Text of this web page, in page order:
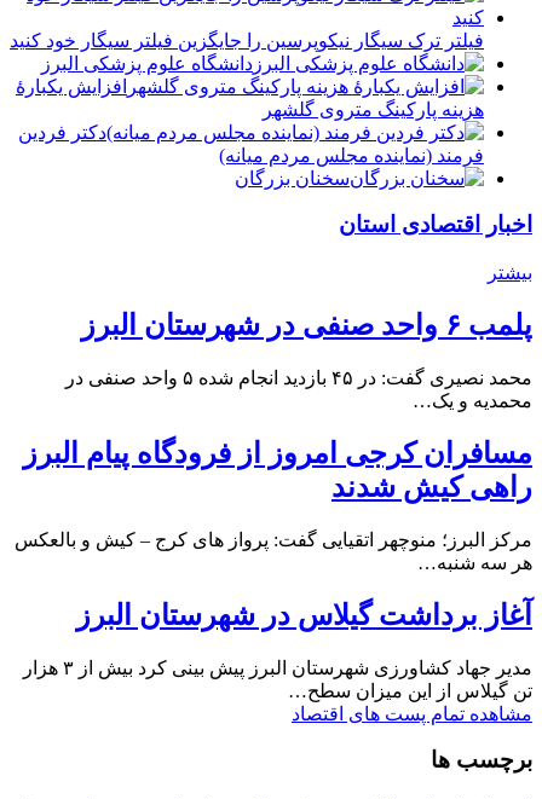
فیلتر ترک سیگار نیکوپرسین را جایگزین فیلتر سیگار خود کنید
دانشگاه علوم پزشکی البرز
افزایش یکبارۀ
هزینه پارکینگ متروی گلشهر
دكتر فردين
فرمند (نماينده مجلس مردم میانه)
سخنان بزرگان
اخبار اقتصادی استان
بیشتر
پلمب ۶ واحد صنفی در شهرستان البرز
محمد نصیری گفت: در ۴۵ بازدید انجام شده ۵ واحد صنفی در
محمدیه و یک…
مسافران کرجی امروز از فرودگاه پیام البرز
راهی کیش شدند
مرکز البرز؛ منوچهر اتقیایی گفت: پرواز های کرج – کیش و بالعکس
هر سه شنبه…
آغاز برداشت گیلاس در شهرستان البرز
مدیر جهاد کشاورزی شهرستان البرز پیش بینی کرد بیش از ۳ هزار
تن گیلاس از این میزان سطح…
مشاهده تمام پست های اقتصاد
برچسب ها